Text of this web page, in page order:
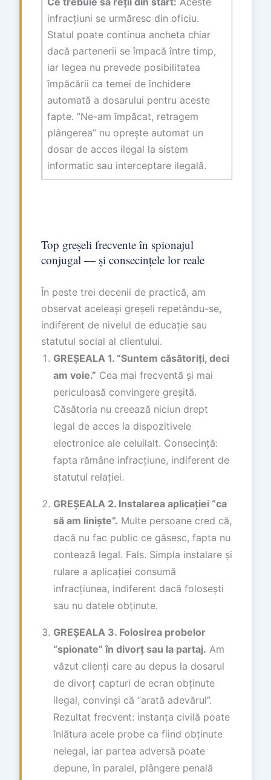
infracțiuni se urmăresc din oficiu.
Statul poate continua ancheta chiar
dacă partenerii se împacă între timp,
iar legea nu prevede posibilitatea
împăcării ca temei de închidere
automată a dosarului pentru aceste
fapte. “Ne-am împăcat, retragem
plângerea” nu oprește automat un
dosar de acces ilegal la sistem
informatic sau interceptare ilegală.
Top greșeli frecvente în spionajul
conjugal — și consecințele lor reale
În peste trei decenii de practică, am
observat aceleași greșeli repetându-se,
indiferent de nivelul de educație sau
statutul social al clientului.
GREȘEALA 1. “Suntem căsătoriți, deci
am voie.” Cea mai frecventă și mai
periculoasă convingere greșită.
Căsătoria nu creează niciun drept
legal de acces la dispozitivele
electronice ale celuilalt. Consecință:
fapta rămâne infracțiune, indiferent de
statutul relației.
GREȘEALA 2. Instalarea aplicației “ca
să am liniște”. Multe persoane cred că,
dacă nu fac public ce găsesc, fapta nu
contează legal. Fals. Simpla instalare și
rulare a aplicației consumă
infracțiunea, indiferent dacă folosești
sau nu datele obținute.
GREȘEALA 3. Folosirea probelor
“spionate” în divorț sau la partaj. Am
văzut clienți care au depus la dosarul
de divorț capturi de ecran obținute
ilegal, convinși că “arată adevărul”.
Rezultat frecvent: instanța civilă poate
înlătura acele probe ca fiind obținute
nelegal, iar partea adversă poate
depune, în paralel, plângere penală